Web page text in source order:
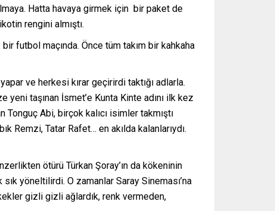
Hatta havaya girmek için bir paket de
rengini almıştı.
futbol maçında. Önce tüm takım bir kahkaha
ve herkesi kırar geçirirdi taktığı adlarla.
yeni taşınan İsmet’e Kunta Kinte adını ilk kez
Abi, birçok kalıcı isimler takmıştı
Remzi, Tatar Rafet… en akılda kalanlarıydı.
ötürü Türkan Şoray’ın da kökeninin
yöneltilirdi. O zamanlar Saray Sineması’na
gizli gizli ağlardık, renk vermeden,